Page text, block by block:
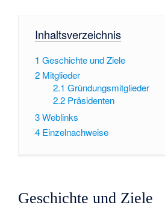
Inhaltsverzeichnis
1 Geschichte und Ziele
2 Mitglieder
2.1 Gründungsmitglieder
2.2 Präsidenten
3Weblinks
4 Einzelnachweise
Geschichte und Ziele